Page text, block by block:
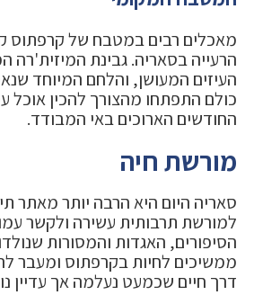
מאכלים רבים במטבח של קרפתוס
הרעייה בסאריה. גבינת המיזית'רה
העיזים המעושן, והלחם המיוחד
כולם התפתחו מהצורך להכין אוכל
החודשים הארוכים באי המבודד.
מורשת חיה
סאריה היום היא הרבה יותר מאתר
למורשת תרבותית עשירה ולקשר
הסיפורים, האגדות והמסורות
ממשיכים לחיות בקרפתוס ומעבר
דרך חיים שכמעט נעלמה אך עדיין